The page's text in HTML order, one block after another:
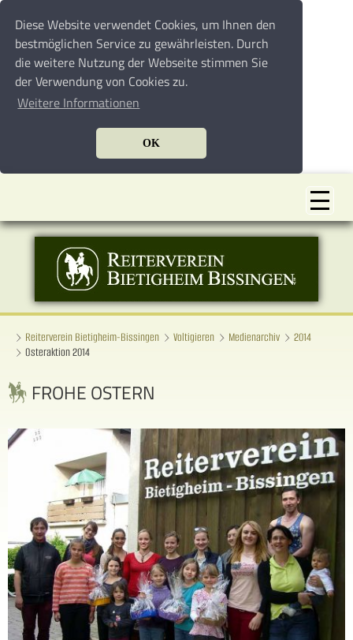
Diese Website verwendet Cookies, um Ihnen den
bestmöglichen Service zu gewährleisten. Durch
die weitere Nutzung der Webseite stimmen Sie
der Verwendung von Cookies zu.
Weitere Informationen
OK
Reiterverein Bietigheim-Bissingen Voltigieren Medienarchiv
2014
Osteraktion 2014
FROHE OSTERN